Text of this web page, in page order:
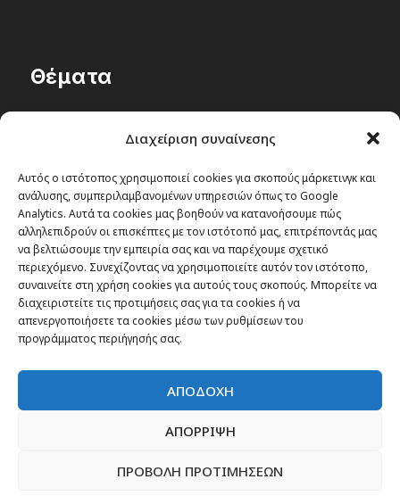
Διαχείριση συναίνεσης
Αυτός ο ιστότοπος χρησιμοποιεί cookies για σκοπούς μάρκετινγκ και
ανάλυσης, συμπεριλαμβανομένων υπηρεσιών όπως το Google
Analytics. Αυτά τα cookies μας βοηθούν να κατανοήσουμε πώς
αλληλεπιδρούν οι επισκέπτες με τον ιστότοπό μας, επιτρέποντάς μας
να βελτιώσουμε την εμπειρία σας και να παρέχουμε σχετικό
περιεχόμενο. Συνεχίζοντας να χρησιμοποιείτε αυτόν τον ιστότοπο,
συναινείτε στη χρήση cookies για αυτούς τους σκοπούς. Μπορείτε να
διαχειριστείτε τις προτιμήσεις σας για τα cookies ή να
απενεργοποιήσετε τα cookies μέσω των ρυθμίσεων του
προγράμματος περιήγησής σας.
ΑΠΟΔΟΧΗ
ΑΠΟΡΡΙΨΗ
ΠΡΟΒΟΛΗ ΠΡΟΤΙΜΗΣΕΩΝ
Θέματα
Passenger στον κόσμο
TRAVEL NEWS
Οργάνωσε το ταξίδι σου
CITY and CULTURE
Newsletter